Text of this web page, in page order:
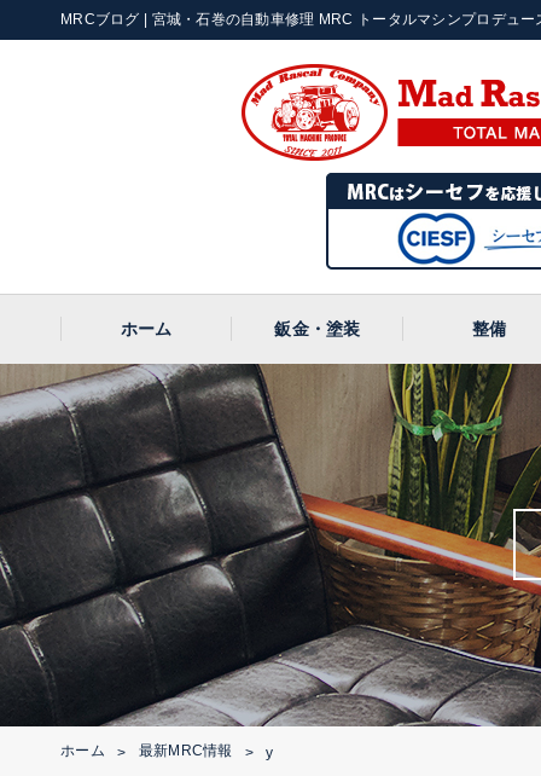
MRCブログ | 宮城・石巻の自動車修理 MRC トータルマシンプロデュ
ホーム 鈑金・塗装 整備
ホーム > 最新MRC情報 > y